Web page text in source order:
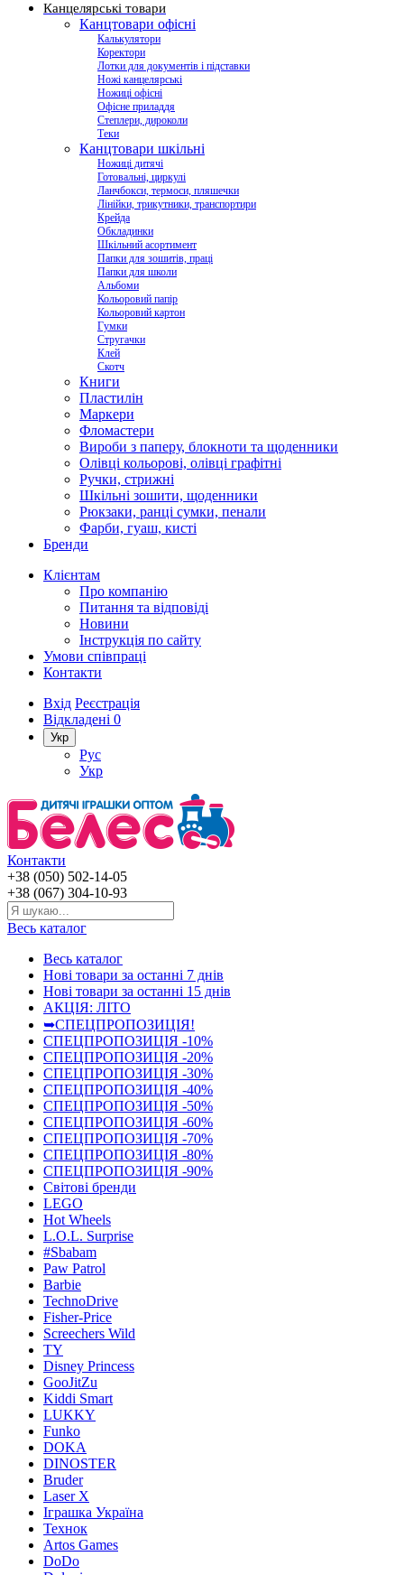
Канцелярські товари
Канцтовари офісні
Калькулятори
Коректори
Лотки для документів і підставки
Ножі канцелярські
Ножиці офісні
Офісне приладдя
Степлери, дироколи
Теки
Канцтовари шкільні
Ножиці дитячі
Готовальні, циркулі
Ланчбокси, термоси, пляшечки
Лінійки, трикутники, транспортири
Крейда
Обкладинки
Шкільний асортимент
Папки для зошитів, праці
Папки для школи
Альбоми
Кольоровий папір
Кольоровий картон
Гумки
Стругачки
Клей
Скотч
Книги
Пластилін
Маркери
Фломастери
Вироби з паперу, блокноти та щоденники
Олівці кольорові, олівці графітні
Ручки, стрижні
Шкільні зошити, щоденники
Рюкзаки, ранці сумки, пенали
Фарби, гуаш, кисті
Бренди
Клієнтам
Про компанію
Питання та відповіді
Новини
Інструкція по сайту
Умови співпраці
Контакти
Вхід Реєстрація
Відкладені 0
Укр
Рус
Укр
Контакти
+38 (050) 502-14-05
+38 (067) 304-10-93
Весь каталог
Весь каталог
Нові товари за останнi 7 днiв
Нові товари за останнi 15 днiв
АКЦІЯ: ЛІТО
➥СПЕЦПРОПОЗИЦІЯ!
СПЕЦПРОПОЗИЦІЯ -10%
СПЕЦПРОПОЗИЦІЯ -20%
СПЕЦПРОПОЗИЦІЯ -30%
СПЕЦПРОПОЗИЦІЯ -40%
СПЕЦПРОПОЗИЦІЯ -50%
СПЕЦПРОПОЗИЦІЯ -60%
СПЕЦПРОПОЗИЦІЯ -70%
СПЕЦПРОПОЗИЦІЯ -80%
СПЕЦПРОПОЗИЦІЯ -90%
Світові бренди
LEGO
Hot Wheels
L.O.L. Surprise
#Sbabam
Paw Patrol
Barbie
TechnoDrive
Fisher-Price
Screechers Wild
TY
Disney Princess
GooJitZu
Kiddi Smart
LUKKY
Funko
DOKA
DINOSTER
Bruder
Laser X
Іграшка Україна
Технок
Artos Games
DoDo